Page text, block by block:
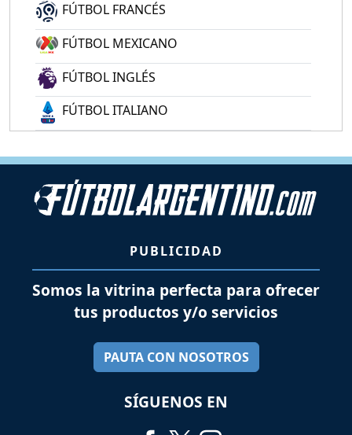
FÚTBOL FRANCÉS
FÚTBOL MEXICANO
FÚTBOL INGLÉS
FÚTBOL ITALIANO
PUBLICIDAD
Somos la vitrina perfecta para ofrecer
tus productos y/o servicios
PAUTA CON NOSOTROS
SÍGUENOS EN